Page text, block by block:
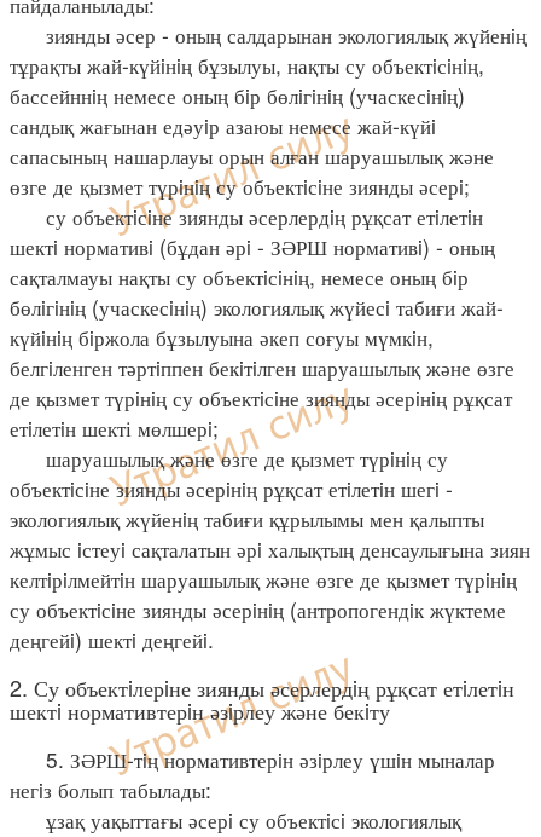
зиянды әсер - оның салдарынан экологиялық жүйенiң
тұрақты жай-күйiнiң бұзылуы, нақты су объектiсiнiң,
бассейннiң немесе оның бiр бөлiгiнiң (учаскесiнiң)
сандық жағынан едәуiр азаюы немесе жай-күйi
сапасының нашарлауы орын алған шаруашылық және
өзге де қызмет түрiнiң су объектiсiне зиянды әсерi;
су объектiсiне зиянды әсерлердiң рұқсат етiлетiн
шектi нормативi (бұдан әрi - ЗӘРШ нормативi) - оның
сақталмауы нақты су объектiсiнiң, немесе оның бiр
бөлiгiнiң (учаскесiнiң) экологиялық жүйесi табиғи жай-
күйiнiң бiржола бұзылуына әкеп соғуы мүмкiн,
белгiленген тәртiппен бекiтiлген шаруашылық және өзге
де қызмет түрiнiң су объектiсiне зиянды әсерiнiң рұқсат
етiлетiн шекті мөлшерi;
шаруашылық және өзге де қызмет түрiнiң су
объектiсiне зиянды әсерiнiң рұқсат етiлетiн шегi -
экологиялық жүйенiң табиғи құрылымы мен қалыпты
жұмыс iстеуi сақталатын әрi халықтың денсаулығына зиян
келтiрiлмейтiн шаруашылық және өзге де қызмет түрiнiң
су объектiсiне зиянды әсерiнiң (антропогендiк жүктеме
деңгейi) шектi деңгейi.
2. Су объектiлерiне зиянды әсерлердiң рұқсат етiлетiн
шектi нормативтерiн әзiрлеу және бекiту
5. ЗӘРШ-тiң нормативтерiн әзiрлеу үшiн мыналар
негiз болып табылады:
ұзақ уақыттағы әсерi су объектiсi экологиялық